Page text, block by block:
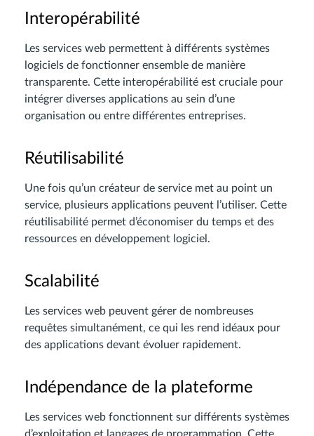
Interopérabilité
Les services web permettent à différents systèmes
logiciels de fonctionner ensemble de manière
transparente. Cette interopérabilité est cruciale pour
intégrer diverses applications au sein d’une
organisation ou entre différentes entreprises.
Réutilisabilité
Une fois qu’un créateur de service met au point un
service, plusieurs applications peuvent l’utiliser. Cette
réutilisabilité permet d’économiser du temps et des
ressources en développement logiciel.
Scalabilité
Les services web peuvent gérer de nombreuses
requêtes simultanément, ce qui les rend idéaux pour
des applications devant évoluer rapidement.
Indépendance de la plateforme
Les services web fonctionnent sur différents systèmes